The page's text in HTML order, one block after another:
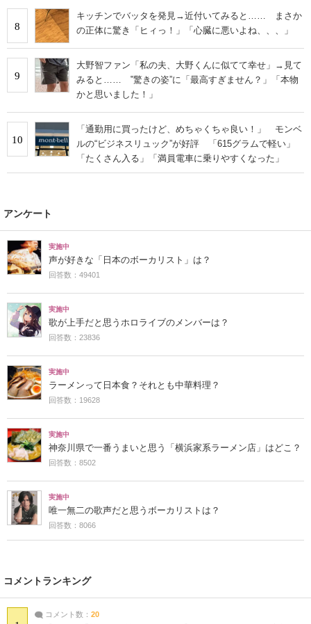
8
キッチンでバッタを発見→近付いてみると…… まさか
の正体に驚き「ヒィっ！」「心臓に悪いよね、、、」
9
大野智ファン「私の夫、大野くんに似てて幸せ」→見て
みると…… ‟驚きの姿”に「最高すぎません？」「本物
かと思いました！」
10
「通勤用に買ったけど、めちゃくちゃ良い！」 モンベ
ルの“ビジネスリュック”が好評 「615グラムで軽い」
「たくさん入る」「満員電車に乗りやすくなった」
アンケート
実施中
声が好きな「日本のボーカリスト」は？
回答数：49401
実施中
歌が上手だと思うホロライブのメンバーは？
回答数：23836
実施中
ラーメンって日本食？それとも中華料理？
回答数：19628
実施中
神奈川県で一番うまいと思う「横浜家系ラーメン店」はどこ？
回答数：8502
実施中
唯一無二の歌声だと思うボーカリストは？
回答数：8066
コメントランキング
コメント数： 20